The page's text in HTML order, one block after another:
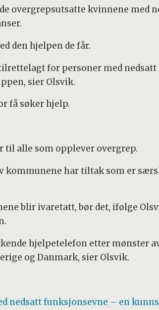
overgrepsutsatte kvinnene med
den hjelpen de får.
for personer med
sier Olsvik.
få søker hjelp.
alle som opplever overgrep.
kommunene har tiltak som er
blir ivaretatt, bør det, ifølge
hjelpetelefon etter mønster
og Danmark, sier Olsvik.
nedsatt funksjonsevne – en